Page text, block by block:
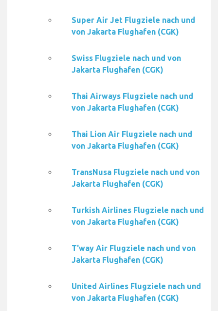
Super Air Jet Flugziele nach und
von Jakarta Flughafen (CGK)
Swiss Flugziele nach und von
Jakarta Flughafen (CGK)
Thai Airways Flugziele nach und
von Jakarta Flughafen (CGK)
Thai Lion Air Flugziele nach und
von Jakarta Flughafen (CGK)
TransNusa Flugziele nach und von
Jakarta Flughafen (CGK)
Turkish Airlines Flugziele nach und
von Jakarta Flughafen (CGK)
T'way Air Flugziele nach und von
Jakarta Flughafen (CGK)
United Airlines Flugziele nach und
von Jakarta Flughafen (CGK)